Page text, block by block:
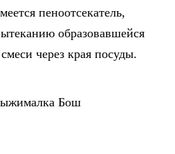
пеноотсекатель,
образовавшейся
через края посуды.